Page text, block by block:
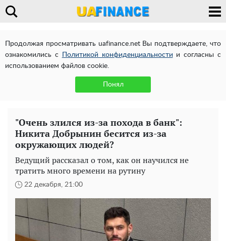
Продолжая просматривать uafinance.net Вы подтверждаете, что
ознакомились с
Политикой конфиденциальности и согласны с
использованием файлов cookie.
Понял
"Очень злился из-за похода в банк":
Никита Добрынин бесится из-за
окружающих людей?
Ведущий рассказал о том, как он научился не
тратить много времени на рутину
22 декабря, 21:00